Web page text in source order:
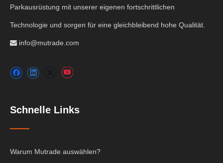
Parkausrüstung mit unserer eigenen fortschrittlichen
Technologie und sorgen für eine gleichbleibend hohe Qualität.
 info@mutrade.com
Schnelle Links
Warum Mutrade auswählen?